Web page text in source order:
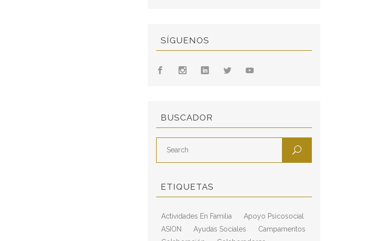
SÍGUENOS
BUSCADOR
ETIQUETAS
Actividades En Familia
Apoyo Psicosocial
ASION
Ayudas Sociales
Campamentos